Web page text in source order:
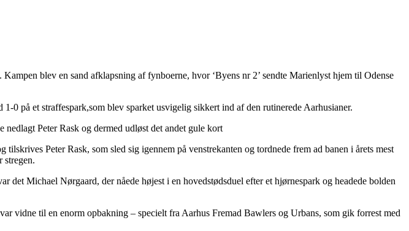
blev en sand afklapsning af fynboerne, hvor ‘Byens nr 2’ sendte Marienlyst hjem til Odense
0 på et straffespark,som blev sparket usvigelig sikkert ind af den rutinerede Aarhusianer.
Peter Rask og dermed udløst det andet gule kort
Peter Rask, som sled sig igennem på venstrekanten og tordnede frem ad banen i årets mest
stregen.
Michael Nørgaard, der nåede højest i en hovedstødsduel efter et hjørnespark og headede bolden
vidne til en enorm opbakning – specielt fra Aarhus Fremad Bawlers og Urbans, som gik forrest med